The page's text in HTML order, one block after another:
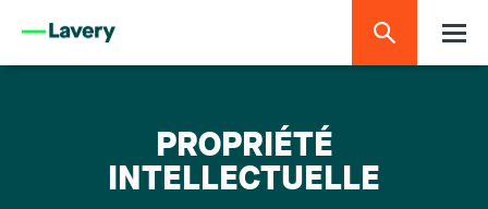
PROPRIÉTÉ
INTELLECTUELLE